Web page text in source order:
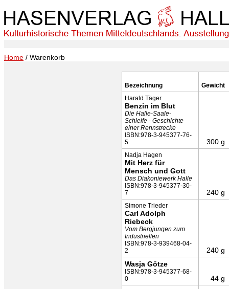
Home / Warenkorb
Bezeichnung
Gewicht
Harald Täger
Benzin im Blut
Die Halle-Saale-
Schleife - Geschichte
einer Rennstrecke
ISBN:978-3-945377-76-
5
300 g
Nadja Hagen
Mit Herz für
Mensch und Gott
Das Diakoniewerk Halle
ISBN:978-3-945377-30-
7
240 g
Simone Trieder
Carl Adolph
Riebeck
Vom Bergjungen zum
Industriellen
ISBN:978-3-939468-04-
2
240 g
Wasja Götze
ISBN:978-3-945377-68-
0
44 g